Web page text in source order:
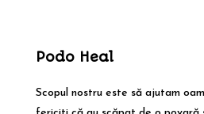
Podo Heal
Scopul nostru este să ajutam